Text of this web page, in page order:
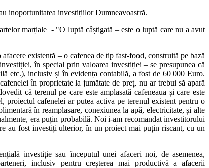
inoportunitatea investițiilor Dumneavoastră.
marțiale - "O luptă câștigată – este o luptă care nu a avut
existentă – o cafenea de tip fast-food, construită pe bază
în special prin valoarea investiției – se presupunea că
etc.), inclusiv și în evidența contabilă, a fost de 60 000 Euro.
în proprietate la jumătate de preț, nu ar trebui să apară
că terenul pe care este amplasată cafeneaua și care este
cafenelei ar putea activa pe terenul existent pentru o
în reamplasare, conexiunea la apă, electricitate, și alte
era puțin probabilă. Noi i-am recomandat investitorului
au fost investiți ulterior, în un proiect mai puțin riscant, cu un
investiție sau începutul unei afaceri noi, de asemenea,
inclusiv pentru creșterea mai productivă a afacerii